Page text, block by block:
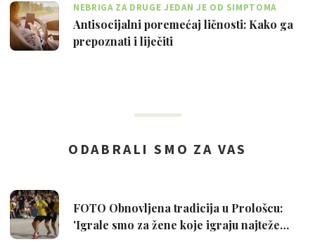
NEBRIGA ZA DRUGE JEDAN JE OD SIMPTOMA
Antisocijalni poremećaj ličnosti: Kako ga
prepoznati i liječiti